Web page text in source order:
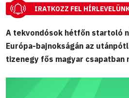
IRATKOZZ FEL
A tekvondósok hétfőn startoló
Európa-bajnokságán az
tizenegy fős magyar csapatban